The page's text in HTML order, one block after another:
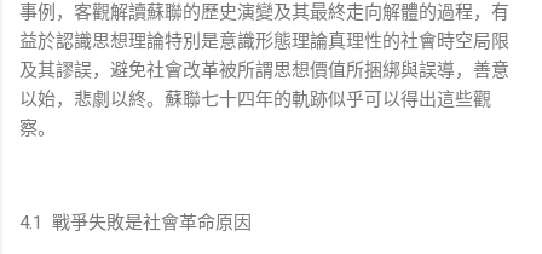
事例，客觀解讀蘇聯的歷史演變及其最終走向解體的過程，有
益於認識思想理論特別是意識形態理論真理性的社會時空局限
及其謬誤，避免社會改革被所謂思想價值所捆綁與誤導，善意
以始，悲劇以終。蘇聯七十四年的軌跡似乎可以得出這些觀
察。
4.1 戰爭失敗是社會革命原因